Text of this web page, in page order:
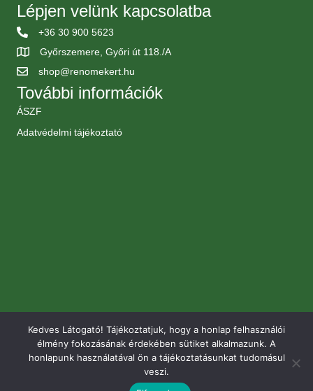
Lépjen velünk kapcsolatba
+36 30 900 5623
Győrszemere, Győri út 118./A
shop@renomekert.hu
További információk
ÁSZF
Adatvédelmi tájékoztató
Kedves Látogató! Tájékoztatjuk, hogy a honlap felhasználói
élmény fokozásának érdekében sütiket alkalmazunk. A
honlapunk használatával ön a tájékoztatásunkat tudomásul
veszi.